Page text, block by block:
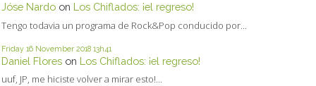
Jóse Nardo on Los Chiflados: ¡el regreso!
Tengo todavia un programa de Rock&Pop conducido por...
Friday 16 November 2018 13h41
Daniel Flores on Los Chiflados: ¡el regreso!
uuf, JP, me hiciste volver a mirar esto!...